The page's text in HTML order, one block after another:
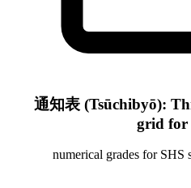
通知表 (Tsūchibyō):
grid for
numerical grades for SHS